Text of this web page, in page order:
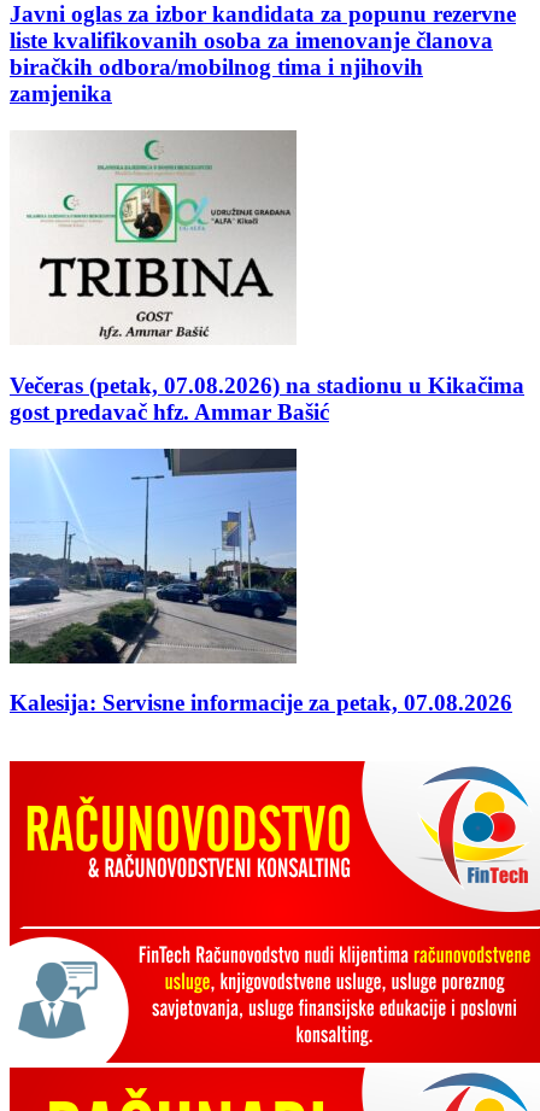
Javni oglas za izbor kandidata za popunu rezervne
liste kvalifikovanih osoba za imenovanje članova
biračkih odbora/mobilnog tima i njihovih
zamjenika
Večeras (petak, 07.08.2026) na stadionu u Kikačima
gost predavač hfz. Ammar Bašić
Kalesija: Servisne informacije za petak, 07.08.2026